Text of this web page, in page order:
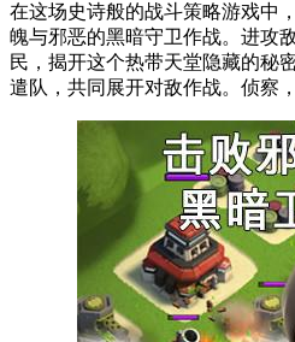
在这场史诗般的战斗策略游戏中
魄与邪恶的黑暗守卫作战。进攻
民，揭开这个热带天堂隐藏的秘
遣队，共同展开对敌作战。侦察